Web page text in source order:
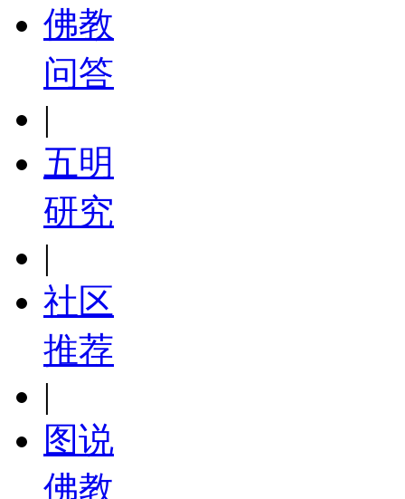
佛教
问答
|
五明
研究
|
社区
推荐
|
图说
佛教